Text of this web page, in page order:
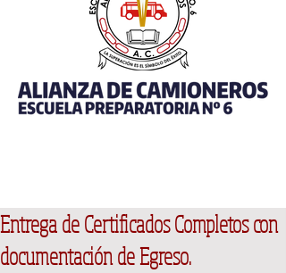
Entrega de Certificados Completos con
documentación de Egreso.